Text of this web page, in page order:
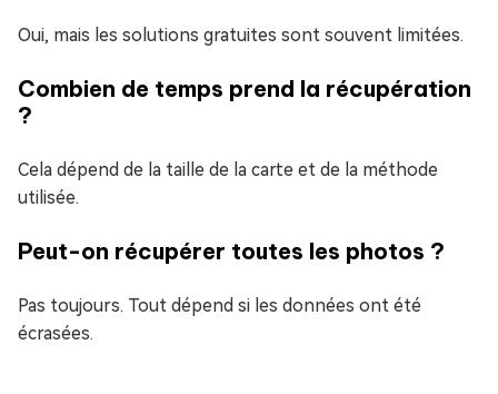
Oui, mais les solutions gratuites sont souvent limitées.
Combien de temps prend la récupération
?
Cela dépend de la taille de la carte et de la méthode
utilisée.
Peut-on récupérer toutes les photos ?
Pas toujours. Tout dépend si les données ont été
écrasées.